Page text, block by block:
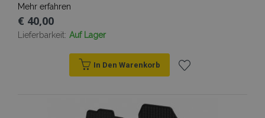
Mehr erfahren
€ 40,00
Lieferbarkeit: Auf Lager
In Den Warenkorb
Wunschliste
recently_viewed_product
section_data_ids